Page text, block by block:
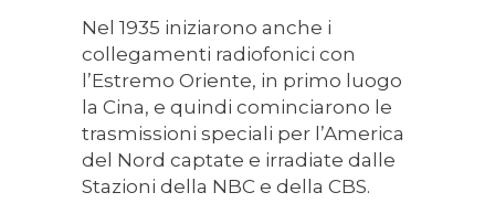
Nel 1935 iniziarono anche i
collegamenti radiofonici con
l’Estremo Oriente, in primo luogo
la Cina, e quindi cominciarono le
trasmissioni speciali per l’America
del Nord captate e irradiate dalle
Stazioni della NBC e della CBS.